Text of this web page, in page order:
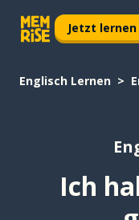
Jetzt lernen
Englisch Lernen
Ich